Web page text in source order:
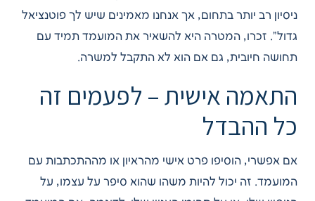
ניסיון רב יותר בתחום, אך אנחנו מאמינים שיש לך פוטנציאל
גדול”. זכרו, המטרה היא להשאיר את המועמד תמיד עם
תחושה חיובית, גם אם הוא לא התקבל למשרה.
התאמה אישית – לפעמים זה
כל ההבדל
אם אפשרי, הוסיפו פרט אישי מהראיון או מההתכתבות עם
המועמד. זה יכול להיות משהו שהוא סיפר על עצמו, על